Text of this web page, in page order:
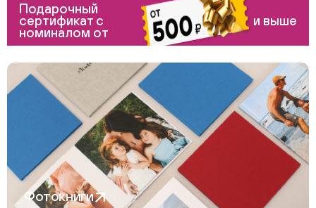
Подарочный
сертификат с
номиналом от
и выше
Фотокниги